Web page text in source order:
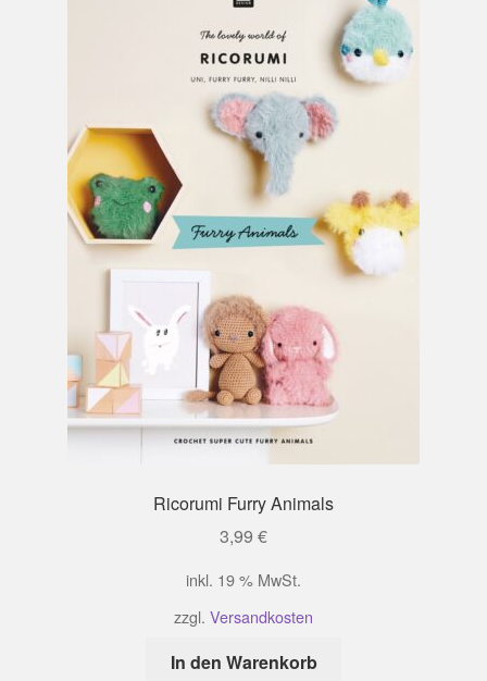
Ricorumi Furry Animals
3,99 €
inkl. 19 % MwSt.
zzgl. Versandkosten
In den Warenkorb